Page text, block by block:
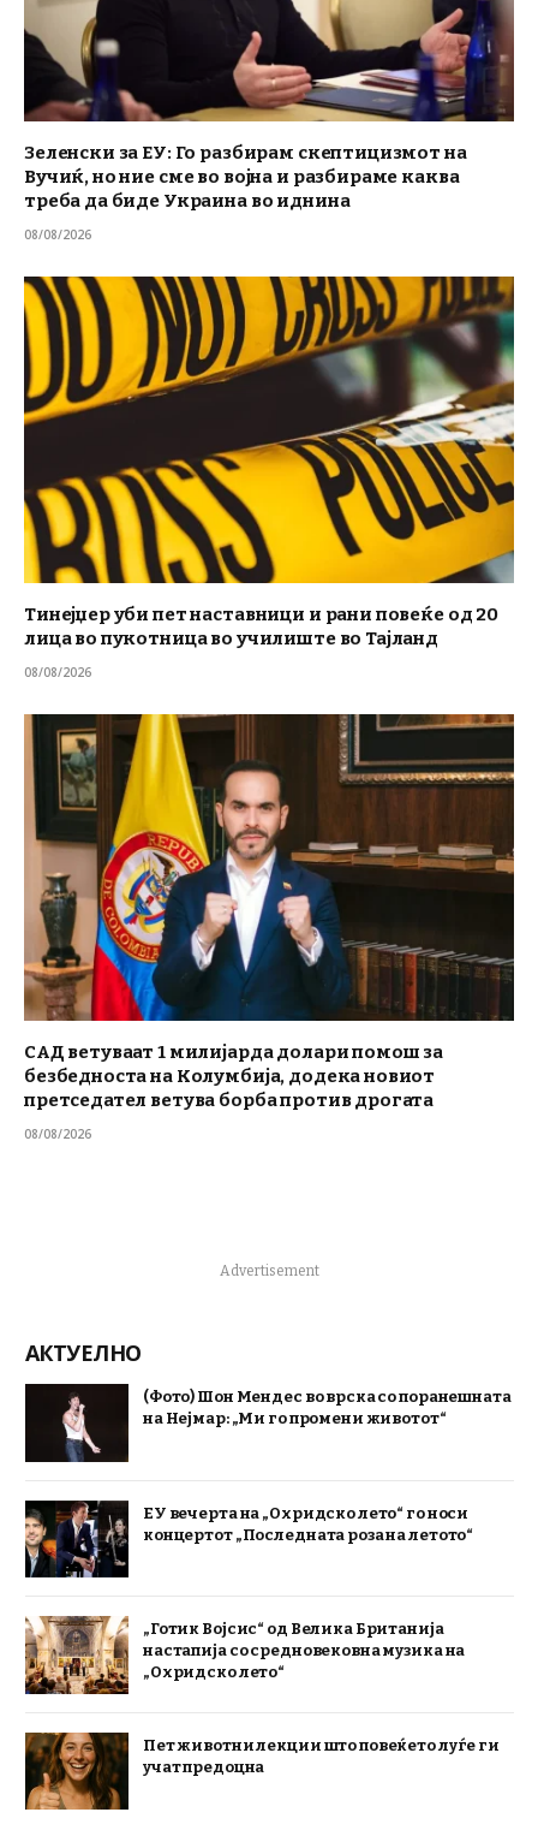
Зеленски за ЕУ: Го разбирам скептицизмот на
Вучиќ, но ние сме во војна и разбираме каква
треба да биде Украина во иднина
08/08/2026
Тинејџер уби пет наставници и рани повеќе од 20
лица во пукотница во училиште во Тајланд
08/08/2026
САД ветуваат 1 милијарда долари помош за
безбедноста на Колумбија, додека новиот
претседател ветува борба против дрогата
08/08/2026
Advertisement
АКТУЕЛНО
(Фото) Шон Мендес во врска со поранешната
на Нејмар: „Ми го промени животот“
ЕУ вечерта на „Охридско лето“ го носи
концертот „Последната роза на летото“
„Готик Војсис“ од Велика Британија
настапија со средновековна музика на
„Охридско лето“
Пет животни лекции што повеќето луѓе ги
учат предоцна